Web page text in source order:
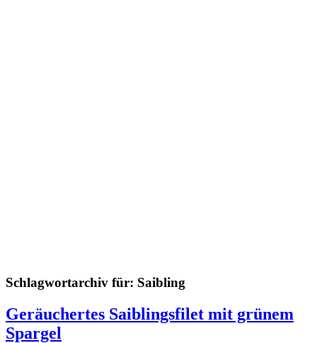
Schlagwortarchiv für: Saibling
Geräuchertes Saiblingsfilet mit grünem
Spargel